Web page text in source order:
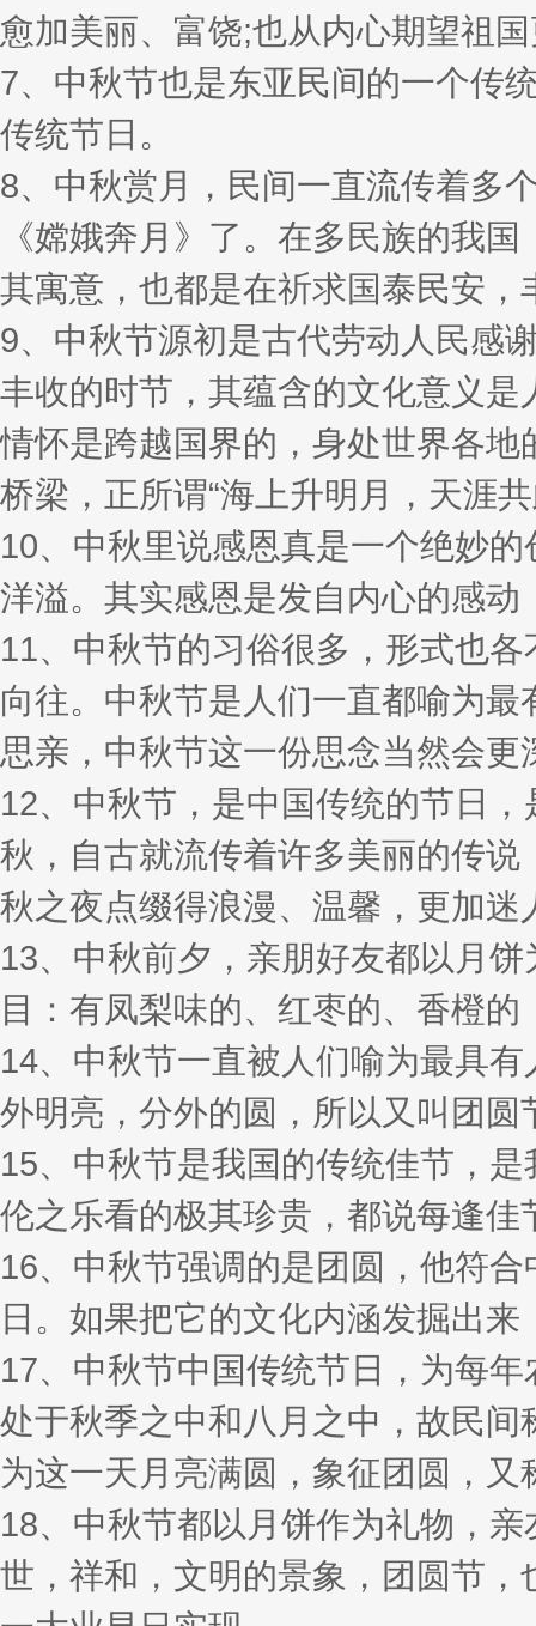
愈加美丽、富饶;也从内心期望祖
7、中秋节也是东亚民间的一个传
传统节日。
8、中秋赏月，民间一直流传着多
《嫦娥奔月》了。在多民族的我
其寓意，也都是在祈求国泰民安
9、中秋节源初是古代劳动人民感
丰收的时节，其蕴含的文化意义
情怀是跨越国界的，身处世界各
桥梁，正所谓“海上升明月，天涯
10、中秋里说感恩真是一个绝妙
洋溢。其实感恩是发自内心的感动
11、中秋节的习俗很多，形式也
向往。中秋节是人们一直都喻为
思亲，中秋节这一份思念当然会
12、中秋节，是中国传统的节日
秋，自古就流传着许多美丽的传说
秋之夜点缀得浪漫、温馨，更加迷
13、中秋前夕，亲朋好友都以月
目：有凤梨味的、红枣的、香橙
14、中秋节一直被人们喻为最具
外明亮，分外的圆，所以又叫团圆
15、中秋节是我国的传统佳节，
伦之乐看的极其珍贵，都说每逢
16、中秋节强调的是团圆，他符
日。如果把它的文化内涵发掘出
17、中秋节中国传统节日，为每
处于秋季之中和八月之中，故民
为这一天月亮满圆，象征团圆，又
18、中秋节都以月饼作为礼物，
世，祥和，文明的景象，团圆节